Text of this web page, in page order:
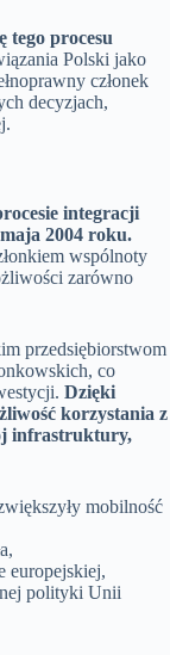
tego procesu
Polski jako
członek
decyzjach,
integracji
2004 roku.
wspólnoty
zarówno
przedsiębiorstwom
co
Dzięki
korzystania z
infrastruktury,
mobilność
europejskiej,
polityki Unii